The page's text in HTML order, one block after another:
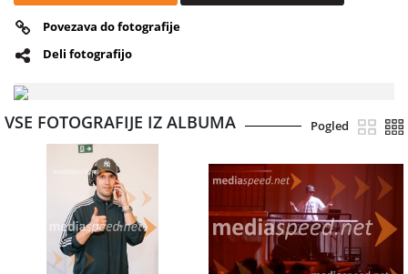
Povezava do fotografije
Deli fotografijo
VSE FOTOGRAFIJE IZ ALBUMA Pogled